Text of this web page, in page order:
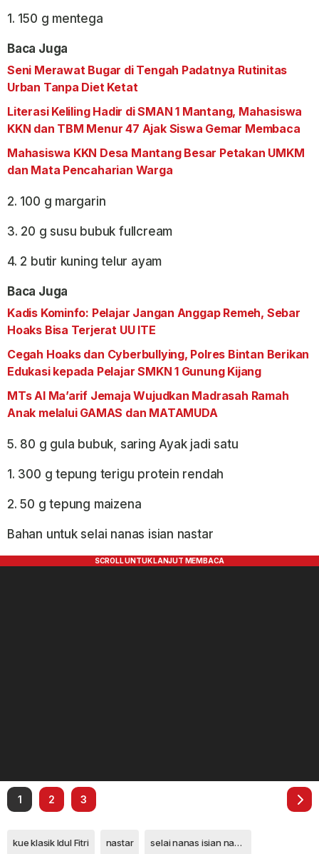
1. 150 g mentega
Baca Juga
Seni Merawat Bugar di Tengah Padatnya Rutinitas
Urban Tanpa Diet Ketat
Literasi Keliling Hadir di SMAN 1 Mantang, Mahasiswa
KKN dan TBM Menur 47 Ajak Siswa Gemar Membaca
Mahasiswa KKN Desa Mantang Besar Petakan UMKM
dan Mata Pencaharian Warga
2. 100 g margarin
3. 20 g susu bubuk fullcream
4. 2 butir kuning telur ayam
Baca Juga
Kadis Kominfo: Pelajar Jangan Anggap Remeh, Sebar
Hoaks Bisa Terjerat UU ITE
Cegah Hoaks dan Cyberbullying, Polres Bintan Berikan
Edukasi kepada Pelajar SMKN 1 Gunung Kijang
MTs Al Ma’arif Jemaja Wujudkan Madrasah Ramah
Anak melalui GAMAS dan MATAMUDA
5. 80 g gula bubuk, saring Ayak jadi satu
1. 300 g tepung terigu protein rendah
2. 50 g tepung maizena
Bahan untuk selai nanas isian nastar
1 2 3
kue klasik Idul Fitri nastar selai nanas isian nastar